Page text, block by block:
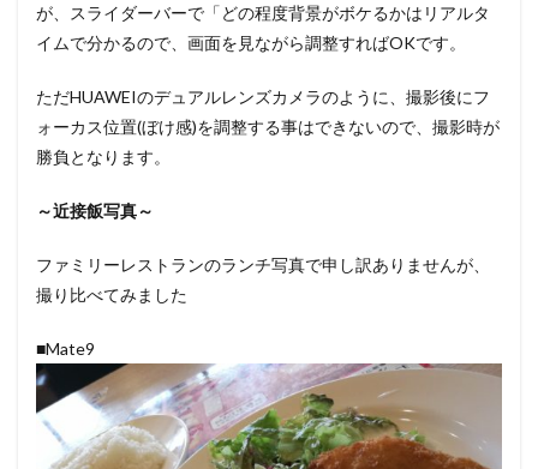
が、スライダーバーで「どの程度背景がボケるかはリアルタ
イムで分かるので、画面を見ながら調整すればOKです。
ただHUAWEIのデュアルレンズカメラのように、撮影後にフ
ォーカス位置(ぼけ感)を調整する事はできないので、撮影時が
勝負となります。
～近接飯写真～
ファミリーレストランのランチ写真で申し訳ありませんが、
撮り比べてみました
■Mate9